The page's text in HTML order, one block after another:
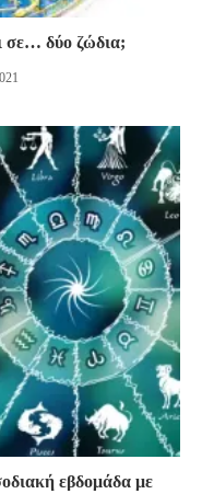
σε… δύο ζώδια;
εβδομάδα με